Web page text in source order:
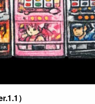
）